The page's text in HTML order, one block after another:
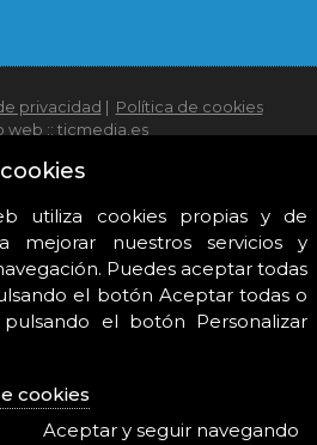
privacidad
Política de cookies
web :: ticmedia.es
ayudas para la modernización e
culturales y creativas
del Ministerio de Cultura y Deporte.
utiliza cookies propias y de
mejorar nuestros servicios y
Puedes aceptar todas
el botón Aceptar todas o
pulsando el botón Personalizar
cookies
Aceptar y seguir navegando